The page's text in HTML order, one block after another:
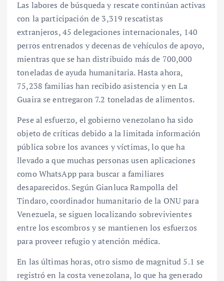
Las labores de búsqueda y rescate continúan activas
con la participación de 3,319 rescatistas
extranjeros, 45 delegaciones internacionales, 140
perros entrenados y decenas de vehículos de apoyo,
mientras que se han distribuido más de 700,000
toneladas de ayuda humanitaria. Hasta ahora,
75,238 familias han recibido asistencia y en La
Guaira se entregaron 7.2 toneladas de alimentos.
Pese al esfuerzo, el gobierno venezolano ha sido
objeto de críticas debido a la limitada información
pública sobre los avances y víctimas, lo que ha
llevado a que muchas personas usen aplicaciones
como WhatsApp para buscar a familiares
desaparecidos. Según Gianluca Rampolla del
Tindaro, coordinador humanitario de la ONU para
Venezuela, se siguen localizando sobrevivientes
entre los escombros y se mantienen los esfuerzos
para proveer refugio y atención médica.
En las últimas horas, otro sismo de magnitud 5.1 se
registró en la costa venezolana, lo que ha generado